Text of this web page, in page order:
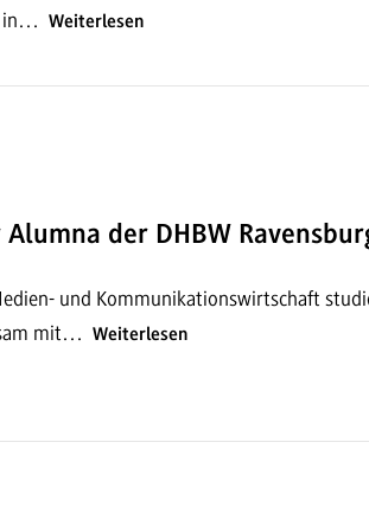
in…
Weiterlesen
der DHBW
und Kommunikationswirtschaft
mit…
Weiterlesen